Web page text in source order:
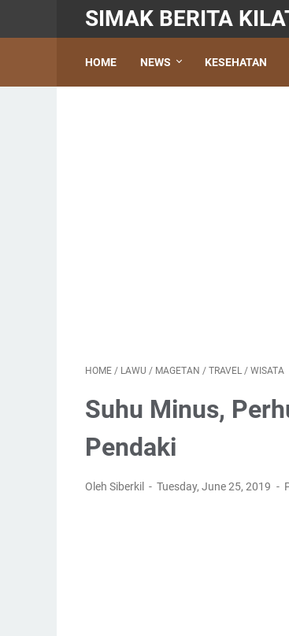
SIMAK BERITA
HOME NEWS KESEHATAN
HOME / LAWU / MAGETAN / TRAVEL / WISATA
Suhu Minus,
Pendaki
Oleh Siberkil Tuesday, June 25, 2019